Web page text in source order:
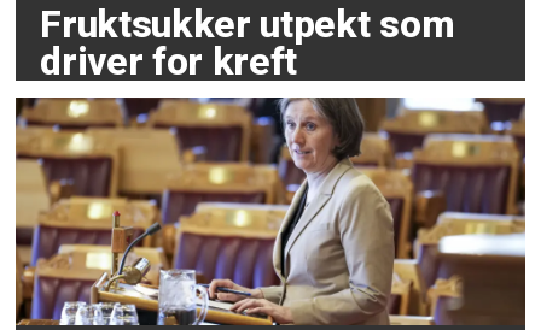
Fruktsukker utpekt som
driver for kreft